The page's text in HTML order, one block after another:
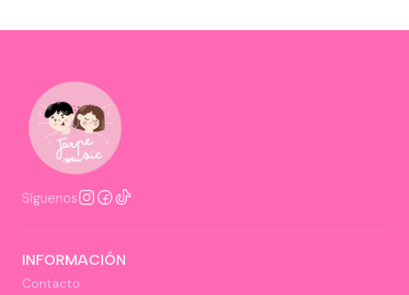
Síguenos
INFORMACIÓN
Contacto